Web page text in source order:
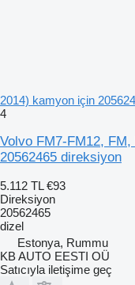
2014) kamyon için
4
Volvo FM7-FM12,
20562465 direksiyon
5.112 TL €93
Direksiyon
20562465
dizel
Estonya, Rummu
KB AUTO EESTI OÜ
Satıcıyla iletişime geç